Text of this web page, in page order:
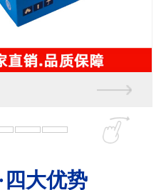
四大优势